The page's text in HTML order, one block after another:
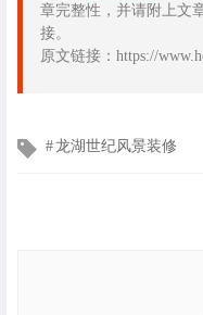
章完整性，并请附上文
接。
原文链接：https://
文龙湖世纪风景装修